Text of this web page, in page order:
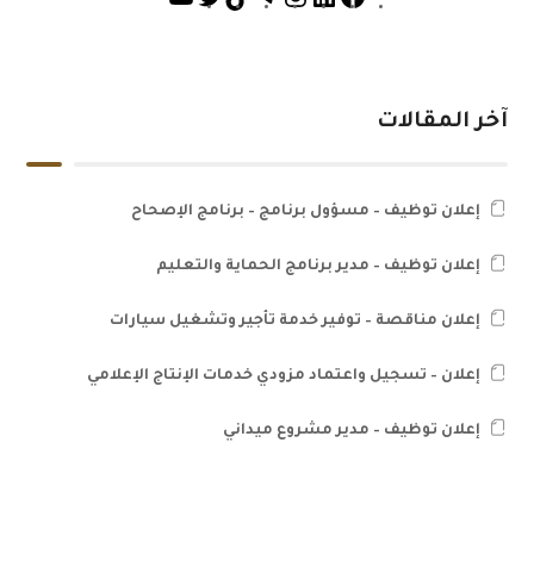
آخر المقالات
إعلان توظيف – مسؤول برنامج – برنامج الإصحاح
إعلان توظيف – مدير برنامج الحماية والتعليم
إعلان مناقصة – توفير خدمة تأجير وتشغيل سيارات
إعلان – تسجيل واعتماد مزودي خدمات الإنتاج الإعلامي
إعلان توظيف – مدير مشروع ميداني